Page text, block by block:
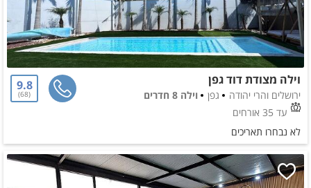
וילה מצודת דוד גפן
ירושלים והרי יהודה גפן
וילה 8 חדרים
עד 35 אורחים
9.8
68
לא נבחרו תאריכים